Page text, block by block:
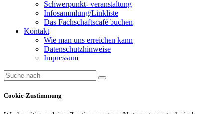
Schwerpunkt- veranstaltung
Infosammlung/Linkliste
Das Fachschaftscafé buchen
Kontakt
Wie man uns erreichen kann
Datenschutzhinweise
Impressum
Cookie-Zustimmung